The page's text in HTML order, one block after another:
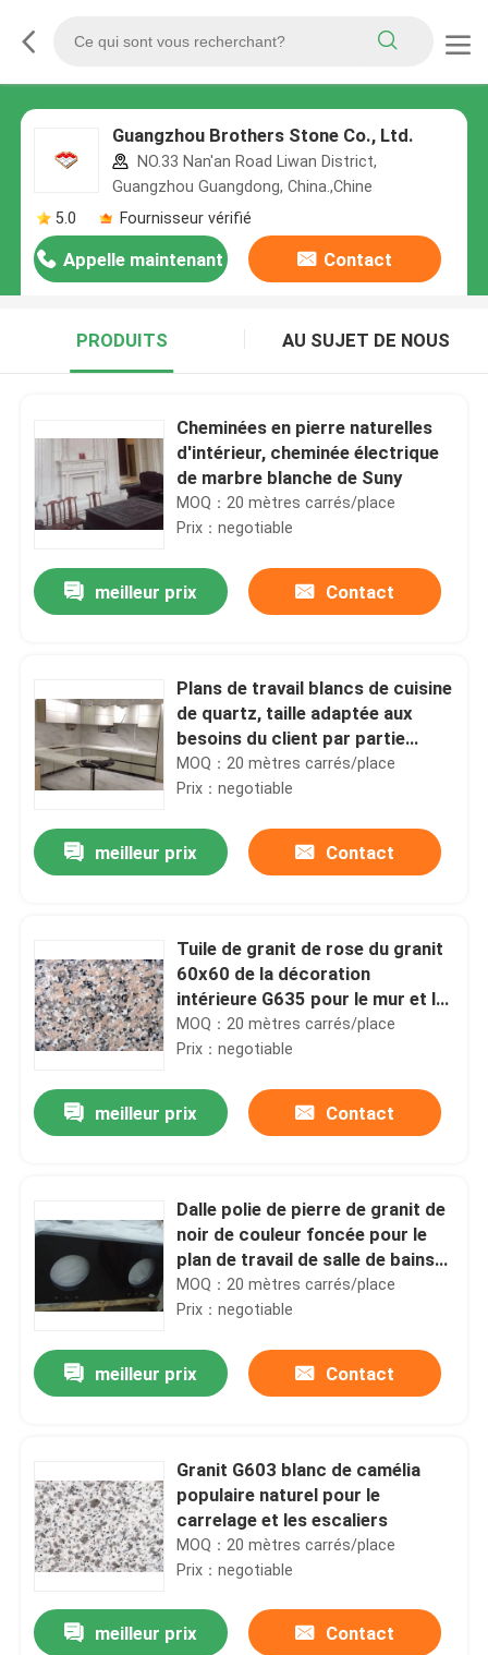
Guangzhou Brothers Stone Co., Ltd.
NO.33 Nan'an Road Liwan District,
Guangzhou Guangdong, China.,Chine
5.0
Fournisseur vérifié
Appelle maintenant Contact
PRODUITS AU SUJET DE NOUS
Cheminées en pierre naturelles
d'intérieur, cheminée électrique
de marbre blanche de Suny
MOQ：20 mètres carrés/place
Prix：negotiable
meilleur prix Contact
Plans de travail blancs de cuisine
de quartz, taille adaptée aux
besoins du client par partie
supérieure du comptoir en pierre
de quartz
MOQ：20 mètres carrés/place
Prix：negotiable
meilleur prix Contact
Tuile de granit de rose du granit
60x60 de la décoration
intérieure G635 pour le mur et le
plancher
MOQ：20 mètres carrés/place
Prix：negotiable
meilleur prix Contact
Dalle polie de pierre de granit de
noir de couleur foncée pour le
plan de travail de salle de bains
de granit
MOQ：20 mètres carrés/place
Prix：negotiable
meilleur prix Contact
Granit G603 blanc de camélia
populaire naturel pour le
carrelage et les escaliers
MOQ：20 mètres carrés/place
Prix：negotiable
meilleur prix Contact